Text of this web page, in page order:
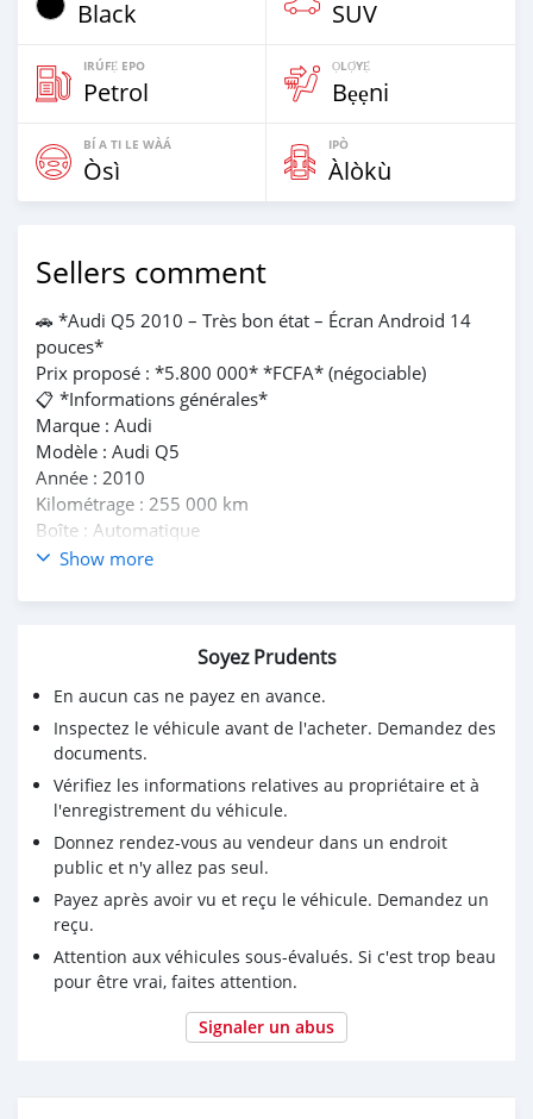
Black SUV
IRÚFẸ́ EPO
Petrol
ỌLỌ́YẸ́
Bẹẹni
BÍ A TI LE WÀÁ
Òsì
IPÒ
Àlòkù
Sellers comment
🚗 *Audi Q5 2010 – Très bon état – Écran Android 14
pouces*
Prix proposé : *5.800 000* *FCFA* (négociable)
📋 *Informations générales*
Marque : Audi
Modèle : Audi Q5
Année : 2010
Kilométrage : 255 000 km
Boîte : Automatique
Carburant : Essence
Origine : Importée (modèle US)
Grand écran tactile Android 14 pouces neuf
GPS intégré
Bluetooth / musique / appels
Climatisation automatique
Sièges cuir
Volant multifonction
Vitres électriques
Rétroviseurs électriques
Jantes alliage
Fermeture centralisée
Direction assistée
Airbags
🔧 *État du véhicule*
Moteur et boîte fonctionnels
Show more
Soyez Prudents
En aucun cas ne payez en avance.
Inspectez le véhicule avant de l'acheter. Demandez des
documents.
Vérifiez les informations relatives au propriétaire et à
l'enregistrement du véhicule.
Donnez rendez-vous au vendeur dans un endroit
public et n'y allez pas seul.
Payez après avoir vu et reçu le véhicule. Demandez un
reçu.
Attention aux véhicules sous-évalués. Si c'est trop beau
pour être vrai, faites attention.
Signaler un abus